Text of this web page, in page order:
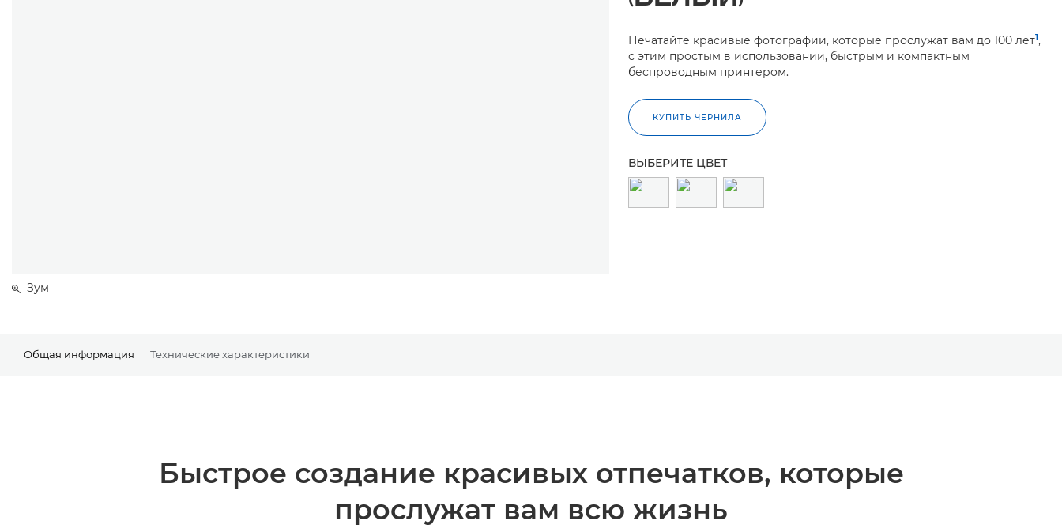
Зум
Печатайте красивые фотографии, которые прослужат вам до 100 лет1,
с этим простым в использовании, быстрым и компактным
беспроводным принтером.
КУПИТЬ ЧЕРНИЛА
ВЫБЕРИТЕ ЦВЕТ
Общая информация Технические характеристики
Быстрое создание красивых отпечатков, которые
прослужат вам всю жизнь